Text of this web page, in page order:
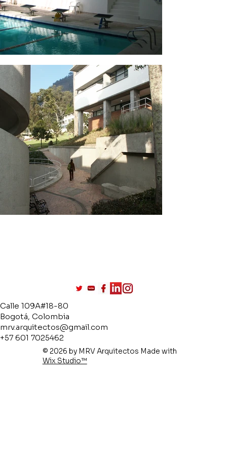
Calle 109A#18-80
Bogotá, Colombia
mrv.arquitectos@gmail.com
+57 601 7025462
© 2026 by MRV Arquitectos Made with
Wix Studio™